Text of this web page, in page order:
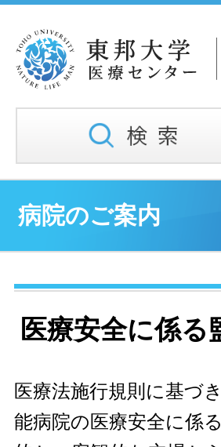
病院のご案内
医療安全に係る
医療法施行規則に基づ
能病院の医療安全に係